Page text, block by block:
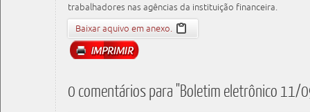
trabalhadores nas agências da instituição financeira.
Baixar aquivo em anexo.
0 comentários para "Boletim eletrônico